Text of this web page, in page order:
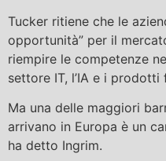
Tucker ritiene che le
opportunità” per il
riempire le competenze
settore IT, l’IA e i prodotti
Ma una delle maggiori
arrivano in Europa è un
ha detto Ingrim.